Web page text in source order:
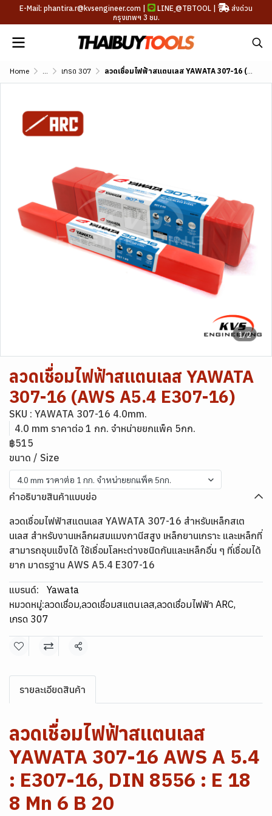
E-Mail: phantira.r@kvsengineer.com | LINE @TBTOOL |
ส่งด่วน
กรุงเทพฯ 3 ชม.
Home ... เกรด 307 ลวดเชื่อมไฟฟ้าสแตนเลส YAWATA 307-16 (AWS A5.4 E307-16)
1/2
ลวดเชื่อมไฟฟ้าสแตนเลส YAWATA
307-16 (AWS A5.4 E307-16)
SKU : YAWATA 307-16 4.0mm.
4.0 mm ราคาต่อ 1 กก. จำหน่ายยกแพ็ค 5กก.
฿515
ขนาด / Size
4.0 mm ราคาต่อ 1 กก. จำหน่ายยกแพ็ค 5กก.
คำอธิบายสินค้าแบบย่อ
ลวดเชื่อมไฟฟ้าสแตนเลส YAWATA 307-16 สำหรับเหล็กสเต
นเลส สำหรับงานเหล็กผสมแมงกานีสสูง เหล็กยานเกราะ และเหล็กที่
สามารถชุบแข็งได้ ใช้เชื่อมโลหะต่างชนิดกันและเหล็กอื่น ๆ ที่เชื่อมได้
ยาก มาตรฐาน AWS A5.4 E307-16
แบรนด์:
Yawata
หมวดหมู่:ลวดเชื่อม,ลวดเชื่อมสแตนเลส,ลวดเชื่อมไฟฟ้า ARC,
เกรด 307
แชร์
รายละเอียดสินค้า
ลวดเชื่อมไฟฟ้าสแตนเลส
YAWATA 307-16 AWS A 5.4
: E307-16, DIN 8556 : E 18
8 Mn 6 B 20